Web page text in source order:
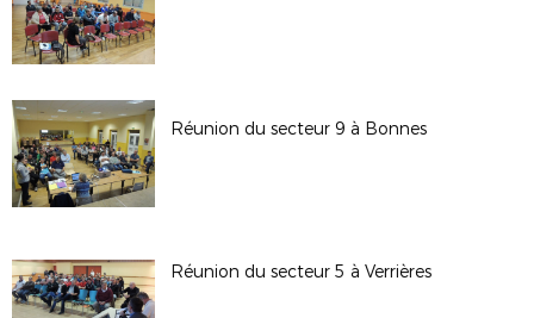
Réunion du secteur 9 à Bonnes
Réunion du secteur 5 à Verrières